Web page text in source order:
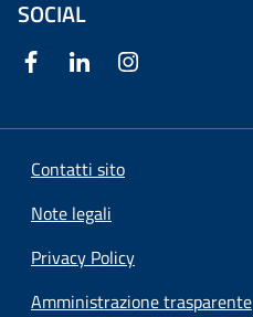
SOCIAL
Contatti sito
Note legali
Privacy Policy
Amministrazione trasparente